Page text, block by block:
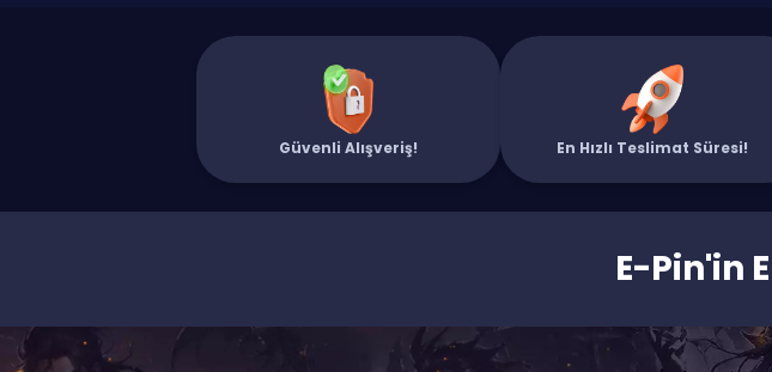
Güvenli Alışveriş! En Hızlı Teslimat Süresi!
E-Pin'in